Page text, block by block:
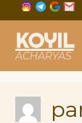
Instagram
Telegram
KOYIL
ACHARYAS